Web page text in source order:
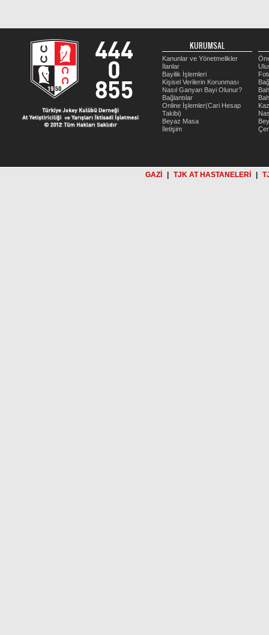
KURUMSAL
Kanunlar ve Yönetmelikler
İlanlar
Bayilik İşlemleri
Kişisel Verilerin Korunması
Nasıl Ganyan Bayi Olunur?
Bağlantılar
Online İşlemler(Cari Hesap
Takibi)
Beyaz Masa
İletişim
GAZİ TJK AT HASTANELERİ